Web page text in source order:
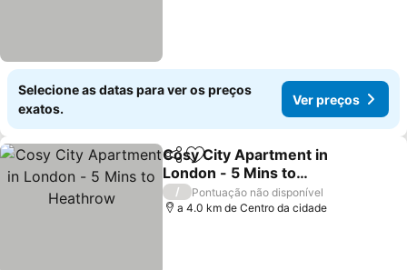
Selecione as datas para ver os preços
exatos.
Ver preços
PartilharAdicionar aos favoritos
Cosy City Apartment in
London - 5 Mins to
Heathrow
Ver preços
/
Pontuação não disponível
a 4.0 km de Centro da cidade